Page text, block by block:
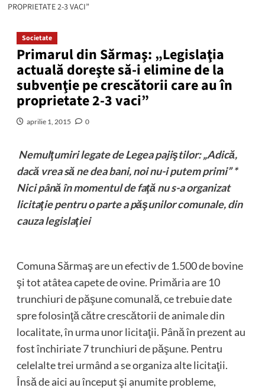
PROPRIETATE 2-3 VACI”
Societate
Primarul din Sărmaş: „Legislaţia
actuală doreşte să-i elimine de la
subvenţie pe crescătorii care au în
proprietate 2-3 vaci”
aprilie 1, 2015 0
Nemulţumiri legate de Legea pajiştilor: „Adică,
dacă vrea să ne dea bani, noi nu-i putem primi” *
Nici până în momentul de faţă nu s-a organizat
licitaţie pentru o parte a păşunilor comunale, din
cauza legislaţiei
Comuna Sărmaş are un efectiv de 1.500 de bovine
şi tot atâtea capete de ovine. Primăria are 10
trunchiuri de păşune comunală, ce trebuie date
spre folosinţă către crescătorii de animale din
localitate, în urma unor licitaţii. Până în prezent au
fost închiriate 7 trunchiuri de păşune. Pentru
celelalte trei urmând a se organiza alte licitaţii.
Însă de aici au început şi anumite probleme,